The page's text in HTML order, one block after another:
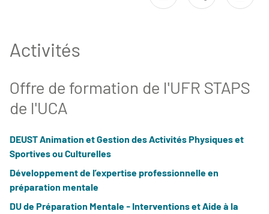
Activités
Offre de formation de l'UFR STAPS
de l'UCA
DEUST Animation et Gestion des Activités Physiques et
Sportives ou Culturelles
Développement de l’expertise professionnelle en
préparation mentale
DU de Préparation Mentale - Interventions et Aide à la